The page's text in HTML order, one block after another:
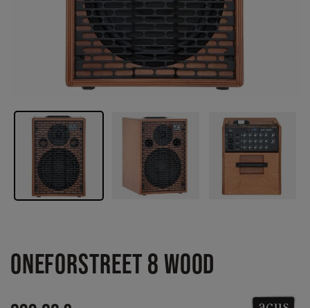
ONEFORSTREET 8 WOOD